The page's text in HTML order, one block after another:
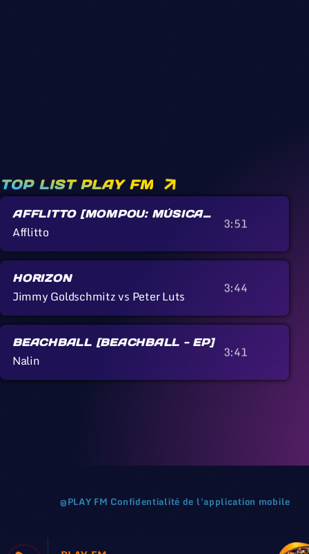
TOP LIST PLAY FM
AFFLITTO [MOMPOU: MÚSICA
Afflitto 3:51
HORIZON
Jimmy Goldschmitz vs Peter Luts 3:44
BEACHBALL [BEACHBALL - EP]
Nalin 3:41
@PLAY FM Confidentialité de l'application mobile